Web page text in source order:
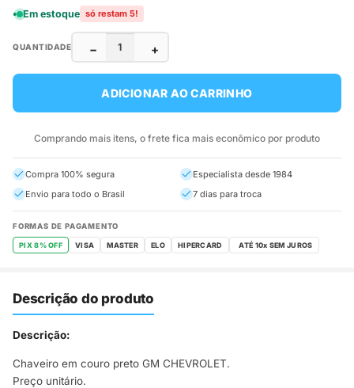
Em estoque só restam 5!
QUANTIDADE − +
ADICIONAR AO CARRINHO
Comprando mais itens, o frete fica mais econômico por produto
Compra 100% segura
Especialista desde 1984
Envio para todo o Brasil
7 dias para troca
FORMAS DE PAGAMENTO
PIX 8% OFF VISA MASTER ELO HIPERCARD
Descrição do produto
Descrição:
Chaveiro em couro preto GM CHEVROLET.
Preço unitário.